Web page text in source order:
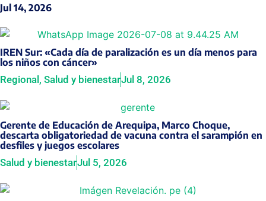
Jul 14, 2026
IREN Sur: «Cada día de paralización es un día menos para
los niños con cáncer»
Regional , Salud y bienestarJul 8, 2026
Gerente de Educación de Arequipa, Marco Choque,
descarta obligatoriedad de vacuna contra el sarampión en
desfiles y juegos escolares
Salud y bienestarJul 5, 2026